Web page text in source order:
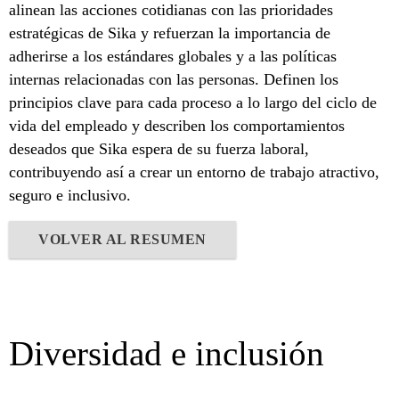
alinean las acciones cotidianas con las prioridades
estratégicas de Sika y refuerzan la importancia de
adherirse a los estándares globales y a las políticas
internas relacionadas con las personas. Definen los
principios clave para cada proceso a lo largo del ciclo de
vida del empleado y describen los comportamientos
deseados que Sika espera de su fuerza laboral,
contribuyendo así a crear un entorno de trabajo atractivo,
seguro e inclusivo.
VOLVER AL RESUMEN
Diversidad e inclusión